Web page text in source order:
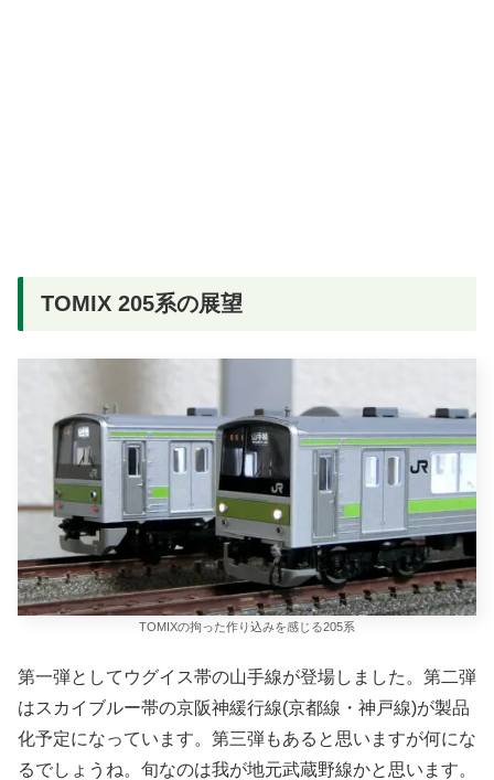
TOMIX 205系の展望
TOMIXの拘った作り込みを感じる205系
第一弾としてウグイス帯の山手線が登場しました。第二弾
はスカイブルー帯の京阪神緩行線(京都線・神戸線)が製品
化予定になっています。第三弾もあると思いますが何にな
るでしょうね。旬なのは我が地元武蔵野線かと思います。